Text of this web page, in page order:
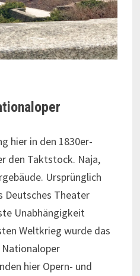
hier in den 1830er-
den Taktstock. Naja,
Ursprünglich
Deutsches Theater
Unabhängigkeit
Weltkrieg wurde das
hier Opern- und